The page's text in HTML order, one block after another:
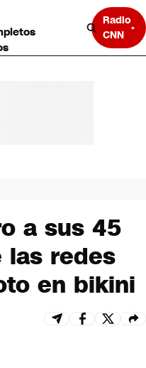
Radio
CNN
a sus 45
las redes
en bikini